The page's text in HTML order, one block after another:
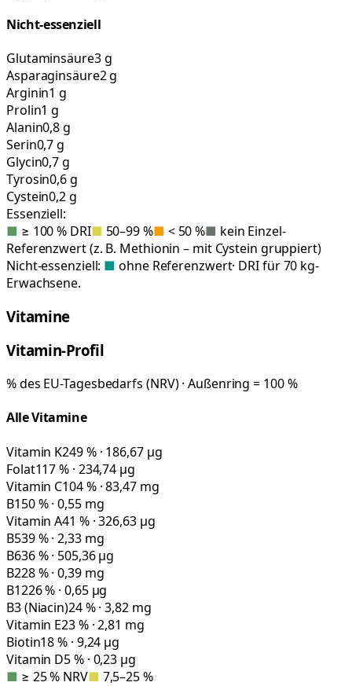
Nicht-essenziell
Glutaminsäure3 g
Asparaginsäure2 g
Arginin1 g
Prolin1 g
Alanin0,8 g
Serin0,7 g
Glycin0,7 g
Tyrosin0,6 g
Cystein0,2 g
Essenziell:
■ ≥ 100 % DRI■ 50–99 %■ < 50 %■ kein Einzel-
Referenzwert (z. B. Methionin – mit Cystein gruppiert)
Nicht-essenziell: ■ ohne Referenzwert· DRI für 70 kg-
Erwachsene.
Vitamine
Vitamin-Profil
% des EU-Tagesbedarfs (NRV) · Außenring = 100 %
Alle Vitamine
Vitamin K249 % · 186,67 µg
Folat117 % · 234,74 µg
Vitamin C104 % · 83,47 mg
B150 % · 0,55 mg
Vitamin A41 % · 326,63 µg
B539 % · 2,33 mg
B636 % · 505,36 µg
B228 % · 0,39 mg
B1226 % · 0,65 µg
B3 (Niacin)24 % · 3,82 mg
Vitamin E23 % · 2,81 mg
Biotin18 % · 9,24 µg
Vitamin D5 % · 0,23 µg
■ ≥ 25 % NRV■ 7,5–25 %